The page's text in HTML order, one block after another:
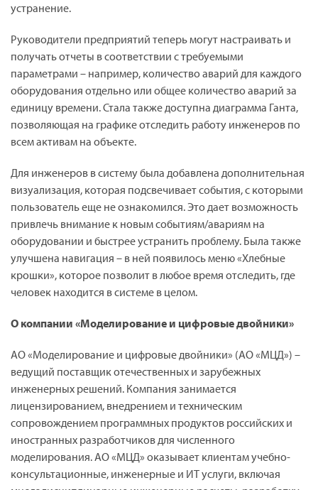
устранение.
Руководители предприятий теперь могут настраивать и
получать отчеты в соответствии с требуемыми
параметрами – например, количество аварий для каждого
оборудования отдельно или общее количество аварий за
единицу времени. Стала также доступна диаграмма Ганта,
позволяющая на графике отследить работу инженеров по
всем активам на объекте.
Для инженеров в систему была добавлена дополнительная
визуализация, которая подсвечивает события, с которыми
пользователь еще не ознакомился. Это дает возможность
привлечь внимание к новым событиям/авариям на
оборудовании и быстрее устранить проблему. Была также
улучшена навигация – в ней появилось меню «Хлебные
крошки», которое позволит в любое время отследить, где
человек находится в системе в целом.
О компании «Моделирование и цифровые двойники»
АО «Моделирование и цифровые двойники» (АО «МЦД») –
ведущий поставщик отечественных и зарубежных
инженерных решений. Компания занимается
лицензированием, внедрением и техническим
сопровождением программных продуктов российских и
иностранных разработчиков для численного
моделирования. АО «МЦД» оказывает клиентам учебно-
консультационные, инженерные и ИТ услуги, включая